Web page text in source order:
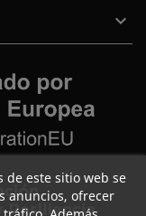

de este sitio web se
anuncios, ofrecer